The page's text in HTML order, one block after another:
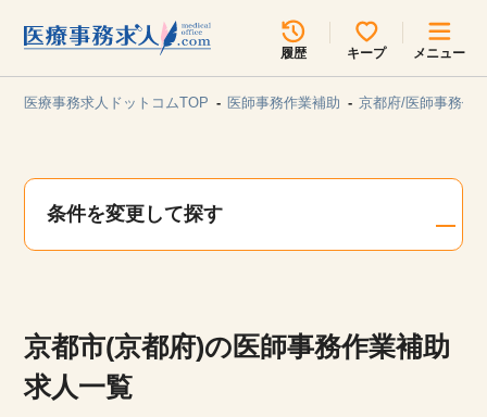
履歴 キープ メニュー
見学会・イベント情報
医療事務求人ドットコムTOP 医師事務作業補助 京都府/医師事務作
条件を変更して探す
京都市(京都府)の医師事務作業補助
求人一覧
所在地のエリアを選択してください
各支店担当よりご連絡させていただきます。
関東
甲信越・北陸 中国・四国